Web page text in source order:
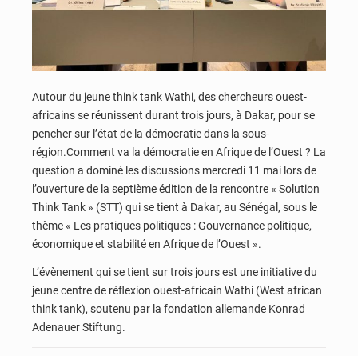
Autour du jeune think tank Wathi, des chercheurs ouest-
africains se réunissent durant trois jours, à Dakar, pour se
pencher sur l’état de la démocratie dans la sous-
région.Comment va la démocratie en Afrique de l’Ouest ? La
question a dominé les discussions mercredi 11 mai lors de
l’ouverture de la septième édition de la rencontre « Solution
Think Tank » (STT) qui se tient à Dakar, au Sénégal, sous le
thème « Les pratiques politiques : Gouvernance politique,
économique et stabilité en Afrique de l’Ouest ».
L’évènement qui se tient sur trois jours est une initiative du
jeune centre de réflexion ouest-africain Wathi (West african
think tank), soutenu par la fondation allemande Konrad
Adenauer Stiftung.